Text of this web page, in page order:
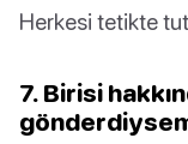
Herkesi tetikte
7. Birisi